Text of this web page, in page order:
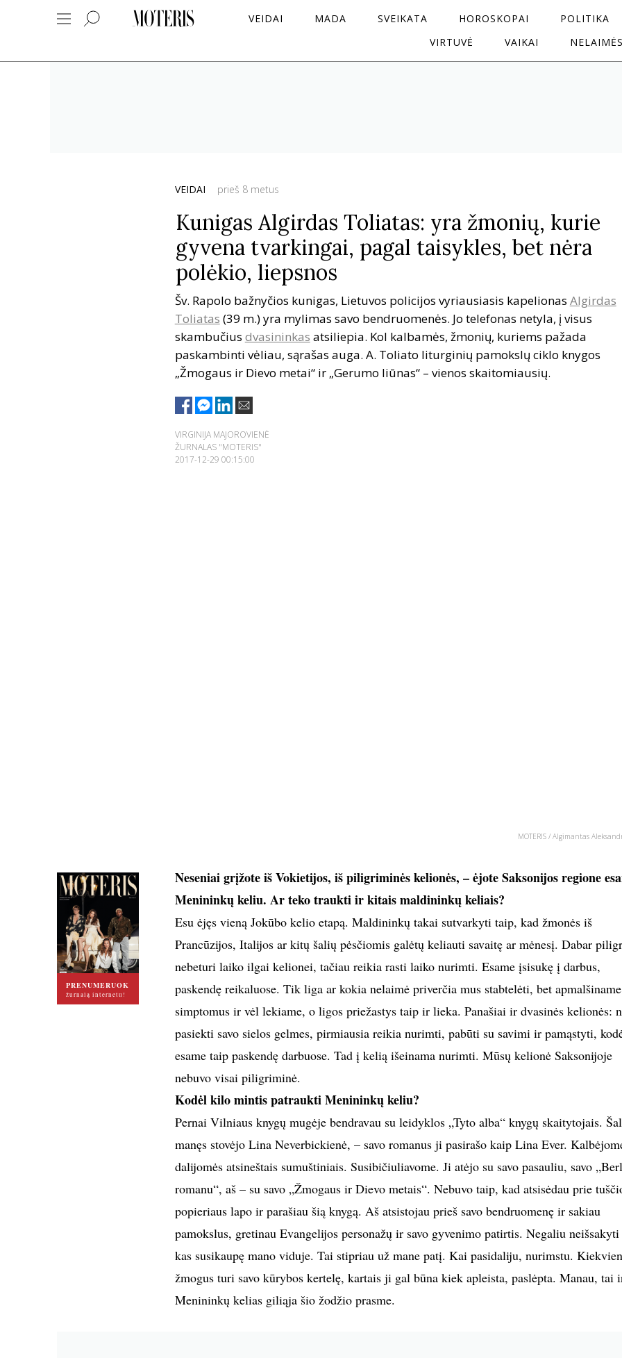
VEIDAI MADA SVEIKATA HOROSKOPAI POLITIKA
VIRTUVĖ
VAIKAI NELAIMĖS
VEIDAI prieš 8 metus
Kunigas Algirdas Toliatas: yra žmonių, kurie
gyvena tvarkingai, pagal taisykles, bet nėra
polėkio, liepsnos
Šv. Rapolo bažnyčios kunigas, Lietuvos policijos vyriausiasis kapelionas Algirdas
Toliatas (39 m.) yra mylimas savo bendruomenės. Jo telefonas netyla, į visus
skambučius dvasininkas atsiliepia. Kol kalbamės, žmonių, kuriems pažada
paskambinti vėliau, sąrašas auga. A. Toliato liturginių pamokslų ciklo knygos
„Žmogaus ir Dievo metai“ ir „Gerumo liūnas“ – vienos skaitomiausių.
VIRGINIJA MAJOROVIENĖ
ŽURNALAS "MOTERIS"
2017-12-29 00:15:00
MOTERIS / Algimantas
PRENUMERUOK
žurnalą internetu!
Neseniai grįžote iš Vokietijos, iš piligriminės kelionės, – ėjote Saksonijos regione
Menininkų keliu. Ar teko traukti ir kitais maldininkų keliais?
Esu ėjęs vieną Jokūbo kelio etapą. Maldininkų takai sutvarkyti taip, kad žmonės iš
Prancūzijos, Italijos ar kitų šalių pėsčiomis galėtų keliauti savaitę ar mėnesį. Dabar
nebeturi laiko ilgai kelionei, tačiau reikia rasti laiko nurimti. Esame įsisukę į darbus,
paskendę reikaluose. Tik liga ar kokia nelaimė priverčia mus stabtelėti, bet apmalšiname
simptomus ir vėl lekiame, o ligos priežastys taip ir lieka. Panašiai ir dvasinės kelionės:
pasiekti savo sielos gelmes, pirmiausia reikia nurimti, pabūti su savimi ir pamąstyti,
esame taip paskendę darbuose. Tad į kelią išeinama nurimti. Mūsų kelionė Saksonijoje
nebuvo visai piligriminė.
Kodėl kilo mintis patraukti Menininkų keliu?
Pernai Vilniaus knygų mugėje bendravau su leidyklos „Tyto alba“ knygų skaitytojais.
manęs stovėjo Lina Neverbickienė, – savo romanus ji pasirašo kaip Lina Ever.
dalijomės atsineštais sumuštiniais. Susibičiuliavome. Ji atėjo su savo pasauliu, savo
romanu“, aš – su savo „Žmogaus ir Dievo metais“. Nebuvo taip, kad atsisėdau prie
popieriaus lapo ir parašiau šią knygą. Aš atsistojau prieš savo bendruomenę ir sakiau
pamokslus, gretinau Evangelijos personažų ir savo gyvenimo patirtis. Negaliu
kas susikaupę mano viduje. Tai stipriau už mane patį. Kai pasidaliju, nurimstu.
žmogus turi savo kūrybos kertelę, kartais ji gal būna kiek apleista, paslėpta. Manau, tai
Menininkų kelias giliąja šio žodžio prasme.